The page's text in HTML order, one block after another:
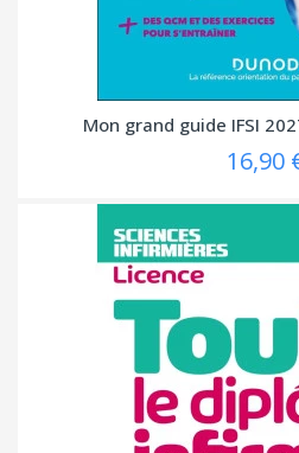
Mon grand guide IFSI
16,90